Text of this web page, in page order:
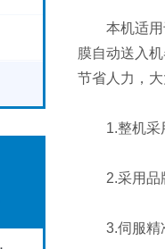
本机适用于
膜自动送入
节省人力，
1.整机采用
2.采用品牌
3.伺服精准